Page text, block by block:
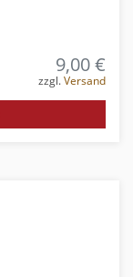
9,00 €
zzgl.Versand